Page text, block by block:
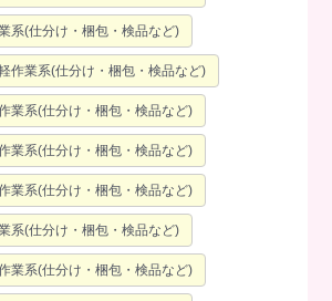
系(仕分け・梱包・検品など)
作業系(仕分け・梱包・検品など)
業系(仕分け・梱包・検品など)
業系(仕分け・梱包・検品など)
業系(仕分け・梱包・検品など)
系(仕分け・梱包・検品など)
業系(仕分け・梱包・検品など)